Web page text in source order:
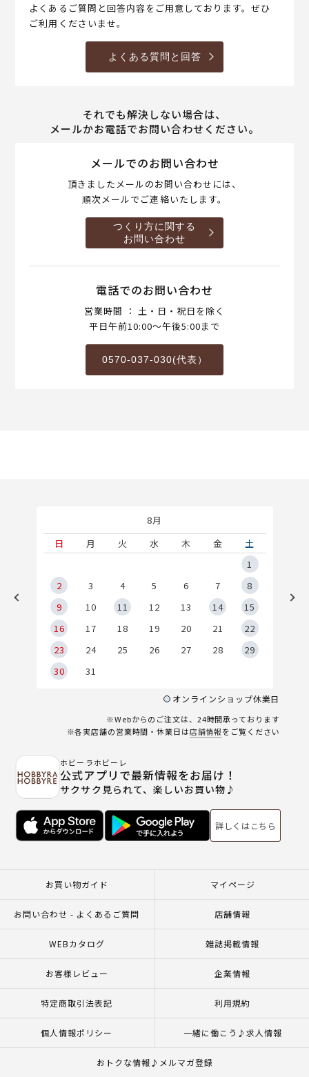
よくあるご質問と回答内容をご用意しております。ぜひ
ご利用くださいませ。
よくある質問と回答
それでも解決しない場合は、
メールかお電話でお問い合わせください。
メールでのお問い合わせ
頂きましたメールのお問い合わせには、
順次メールでご連絡いたします。
つくり方に関する
お問い合わせ
電話でのお問い合わせ
営業時間 ： 土・日・祝日を除く
平日午前10:00～午後5:00まで
0570-037-030(代表）
8月
日
月 火 水 木 金
土
1
2
3 4 5 6 7
8
9
10 11 12 13 14
15
16
17 18 19 20 21
22
23
24 25 26 27 28
29
30
31
オンラインショップ休業日
※Webからのご注文は、24時間承っております
※各実店舗の営業時間・休業日は店舗情報をご覧ください
ホビーラホビーレ
公式アプリで最新情報をお届け！
サクサク見られて、楽しいお買い物♪
詳しくはこちら
お買い物ガイド マイページ
お問い合わせ - よくあるご質問 店舗情報
WEBカタログ 雑誌掲載情報
お客様レビュー 企業情報
特定商取引法表記 利用規約
個人情報ポリシー 一緒に働こう♪求人情報
おトクな情報♪メルマガ登録